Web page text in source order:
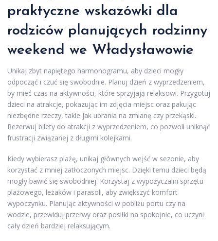
praktyczne wskazówki dla
rodziców planujących rodzinny
weekend we Władysławowie
Unikaj zbyt napiętego harmonogramu, aby dzieci mogły
odpocząć i czuć się swobodnie. Planuj dzień z wyprzedzeniem,
by mieć czas na aktywności, które sprzyjają relaksowi. Przygotuj
dzieci na atrakcje, pokazując im zdjęcia miejsc oraz pakując
niezbędne rzeczy, takie jak ubrania na zmianę czy przekąski.
Rezerwuj bilety do atrakcji z wyprzedzeniem, co pozwoli uniknąć
frustracji związanej z długimi kolejkami.
Kiedy wybierasz plażę, unikaj głównych wejść w sezonie, aby
korzystać z mniej zatłoczonych miejsc. Dzięki temu dzieci będą
mogły bawić się swobodniej. Korzystaj z wypożyczalni sprzętu
plażowego, leżaków i parasoli, aby zwiększyć komfort
wypoczynku. Planując aktywności w pobliżu portu czy na
wodzie, przewiduj przerwy oraz posiłki na spokojnie, co uczyni
cały dzień bardziej relaksującym.